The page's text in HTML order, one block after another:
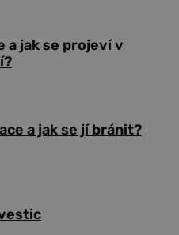
a jak se projeví v
a jak se jí bránit?